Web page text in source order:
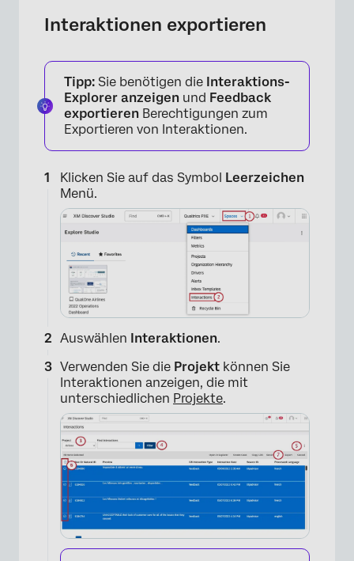
Interaktionen exportieren
Tipp: Sie benötigen die Interaktions-
Explorer anzeigen und Feedback
exportieren Berechtigungen zum
Exportieren von Interaktionen.
Klicken Sie auf das Symbol Leerzeichen
Menü.
Auswählen Interaktionen.
Verwenden Sie die Projekt können Sie
Interaktionen anzeigen, die mit
unterschiedlichen Projekte.